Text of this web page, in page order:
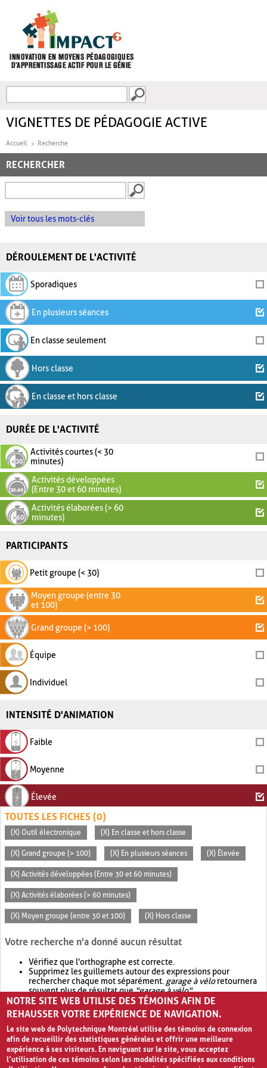
FORMULAIRE DE
VIGNETTES DE PÉDAGOGIE ACTIVE
Accueil Recherche
RECHERCHER
Voir tous les mots-clés
DÉROULEMENT DE L'ACTIVITÉ
Sporadiques
En plusieurs séances
En classe seulement
Hors classe
En classe et hors classe
DURÉE DE L'ACTIVITÉ
Activités courtes (< 30
minutes)
Activités développées
(Entre 30 et 60 minutes)
Activités élaborées (> 60
minutes)
PARTICIPANTS
Petit groupe (< 30)
Moyen groupe (entre 30
et 100)
Grand groupe (> 100)
Équipe
Individuel
INTENSITÉ D'ANIMATION
Faible
Moyenne
Élevée
TOUTES LES FICHES (0)
(X) Outil électronique (X) En classe et hors classe
(X) Grand groupe (> 100) (X) En plusieurs séances (X) Élevée
(X) Activités développées (Entre 30 et 60 minutes)
(X) Activités élaborées (> 60 minutes)
(X) Moyen groupe (entre 30 et 100) (X) Hors classe
Votre recherche n'a donné aucun résultat
Vérifiez que l'orthographe est correcte.
Supprimez les guillemets autour des expressions pour
rechercher chaque mot séparément. garage à véloretournera
souvent plus de résultat que"garage à vélo".
Envisagez d'élargir votre recherche avec OR.garage OR vélo
retournera souvent plus de résultat quegarage à vélo
NOTRE SITE WEB UTILISE DES TÉMOINS AFIN DE
REHAUSSER VOTRE EXPÉRIENCE DE NAVIGATION.
Le site web de Polytechnique Montréal utilise des témoins de connexion
afin de recueillir des statistiques générales et offrir une meilleure
expérience à ses visiteurs. En naviguant sur le site, vous acceptez
l’utilisation de ces témoins selon les modalités spécifiées aux conditions